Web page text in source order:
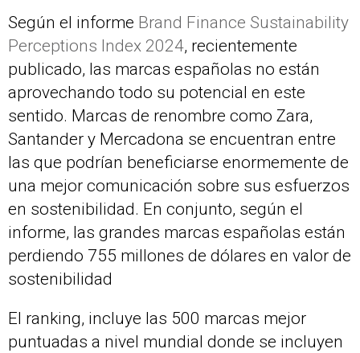
Según el informe Brand Finance Sustainability
Perceptions Index 2024, recientemente
publicado, las marcas españolas no están
aprovechando todo su potencial en este
sentido. Marcas de renombre como Zara,
Santander y Mercadona se encuentran entre
las que podrían beneficiarse enormemente de
una mejor comunicación sobre sus esfuerzos
en sostenibilidad. En conjunto, según el
informe, las grandes marcas españolas están
perdiendo 755 millones de dólares en valor de
sostenibilidad
El ranking, incluye las 500 marcas mejor
puntuadas a nivel mundial donde se incluyen